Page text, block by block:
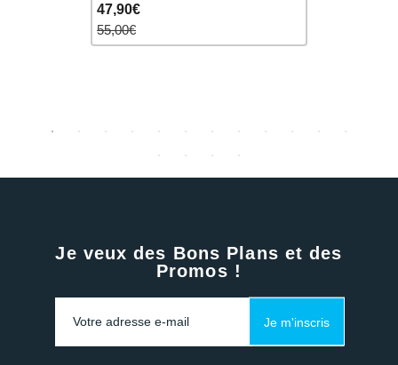
47,90€
55,00€
Je veux des Bons Plans et des
Promos !
Je m'inscris